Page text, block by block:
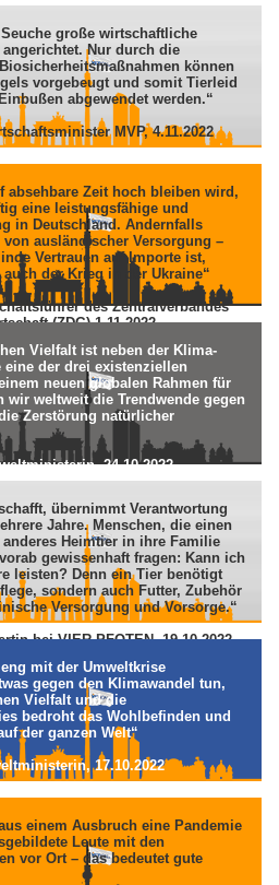
große wirtschaftliche
Nur durch die
können
vorgebeugt und somit Tierleid
abgewendet werden.“
MVP, 4.11.2022
absehbare Zeit hoch bleiben wird,
eine leistungsfähige und
in Deutschland. Andernfalls
ausländischer Versorgung –
Vertrauen auf Importe ist,
der Krieg in der Ukraine“
des Zentralverbandes
(ZDG) 1.11.2022
Vielfalt ist neben der Klima-
der drei existenziellen
neuen globalen Rahmen für
weltweit die Trendwende gegen
Zerstörung natürlicher
24.10.2022
übernimmt Verantwortung
Jahre. Menschen, die einen
Heimtier in ihre Familie
gewissenhaft fragen: Kann ich
leisten? Denn ein Tier benötigt
sondern auch Futter, Zubehör
Versorgung und Vorsorge.“
bei VIER PFOTEN, 19.10.2022
mit der Umweltkrise
gegen den Klimawandel tun,
Vielfalt und die
bedroht das Wohlbefinden und
der ganzen Welt“
17.10.2022
einem Ausbruch eine Pandemie
Leute mit den
vor Ort – das bedeutet gute